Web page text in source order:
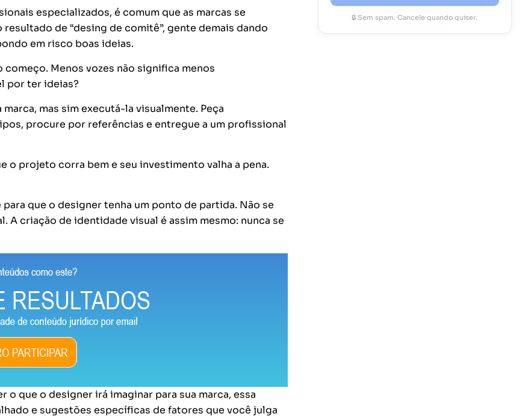
especializados, é comum que as marcas se
de “desing de comitê”, gente demais dando
em risco boas ideias.
Menos vozes não significa menos
por ter ideias?
mas sim executá-la visualmente. Peça
procure por referências e entregue a um profissional
o projeto corra bem e seu investimento valha a pena.
que o designer tenha um ponto de partida. Não se
criação de identidade visual é assim mesmo: nunca se
que o designer irá imaginar para sua marca, essa
e sugestões específicas de fatores que você julga
🔒 Sem spam. Cancele quando quiser.